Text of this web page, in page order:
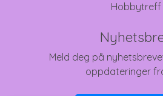
Hobbytreff
Meld deg på
oppdateringer